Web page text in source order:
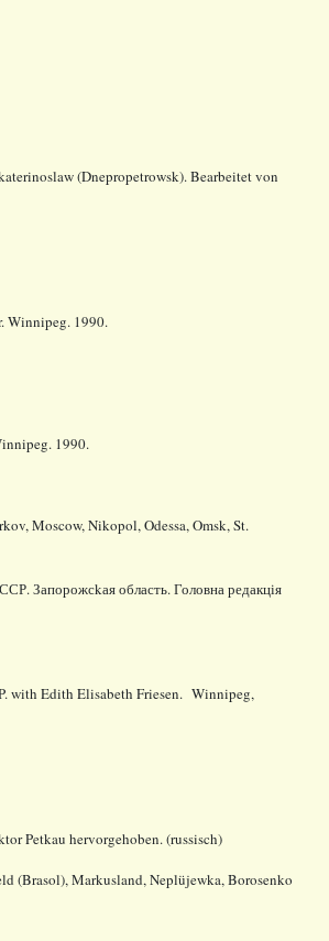
(Dnepropetrowsk).Bearbeitet von
Winnipeg. 1990.
1990.
Moscow, Nikopol, Odessa, Omsk, St.
Запорожсkая область. Головна редакція
with Edith Elisabeth Friesen. Winnipeg,
Petkau hervorgehoben. (russisch)
(Brasol), Markusland, Neplüjewka, Borosenko